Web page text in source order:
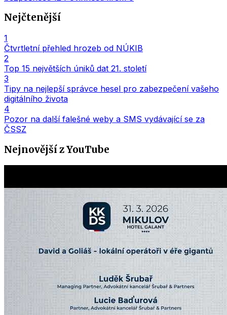
Nejčtenější
1
Čtvrtletní přehled hrozeb od NÚKIB
2
Top 15 největších úniků dat 21. století
3
Tipy na nejlepší správce hesel pro zabezpečení vašeho
digitálního života
4
Pozor na další falešné weby a SMS vydávající se za
ČSSZ
Nejnovější z YouTube